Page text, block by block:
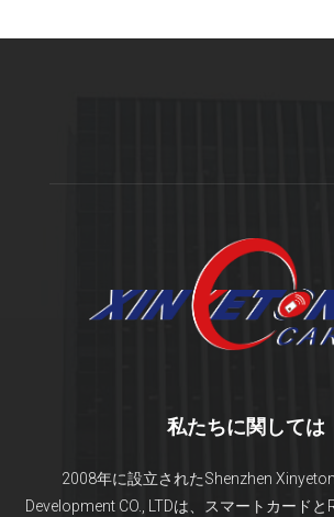
私たちに関しては
2008年に設立されたShenzhen
Development CO., LTDは、スマートカードと